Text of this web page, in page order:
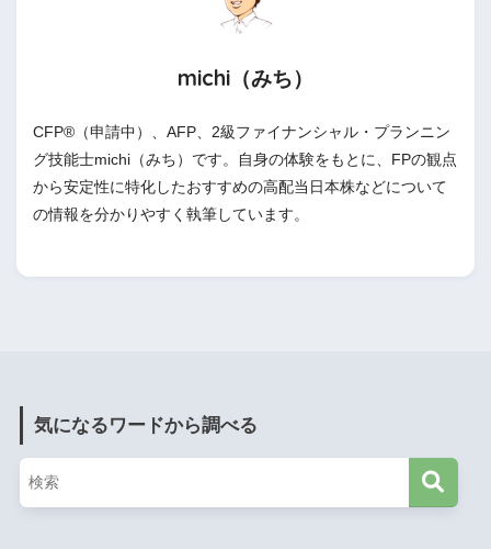
michi（みち）
CFP®（申請中）、AFP、2級ファイナンシャル・プランニン
グ技能士michi（みち）です。自身の体験をもとに、FPの観点
から安定性に特化したおすすめの高配当日本株などについて
の情報を分かりやすく執筆しています。
気になるワードから調べる